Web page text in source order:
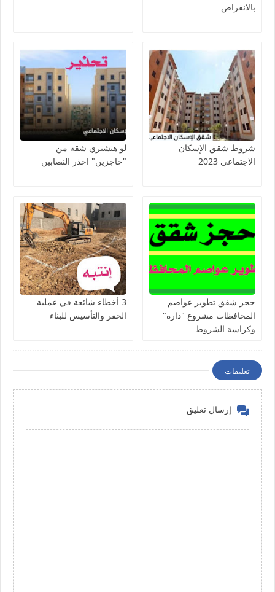
بالانقراض
شروط شقق الإسكان
الاجتماعي 2023
لو هتشتري شقه من
"حاجزين" احذر النصابين
حجز شقق تطوير عواصم
المحافظات مشروع "داره"
وكراسة الشروط
3 أخطاء شائعة في عملية
الحفر والتأسيس للبناء
تعليقات
إرسال تعليق